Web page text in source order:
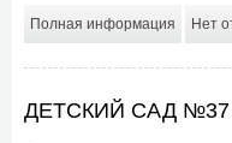
Полная информация Нет
ДЕТСКИЙ САД №37